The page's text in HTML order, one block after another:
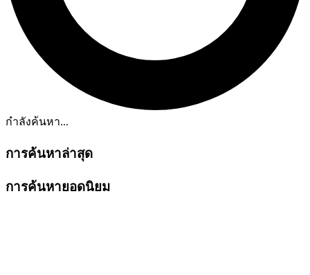
กำลังค้นหา...
การค้นหาล่าสุด
การค้นหายอดนิยม